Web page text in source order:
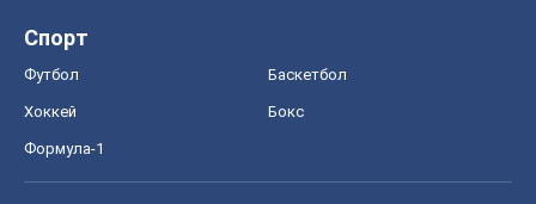
Спорт
Футбол Баскетбол
Хоккей Бокс
Формула-1